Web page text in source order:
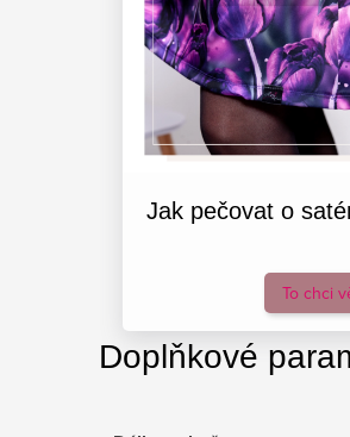
Jak pečovat o
To chci
Doplňkové